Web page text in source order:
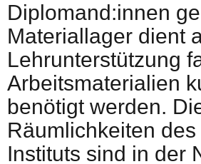
Diplomand:innen
Materiallager dient
Lehrunterstützung
Arbeitsmaterialien
benötigt werden.
Räumlichkeiten des
Instituts sind in der